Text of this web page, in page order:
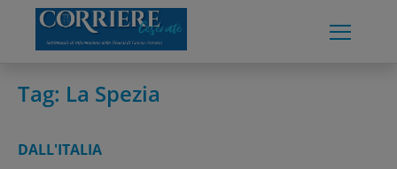
content
Tag: La Spezia
DALL'ITALIA